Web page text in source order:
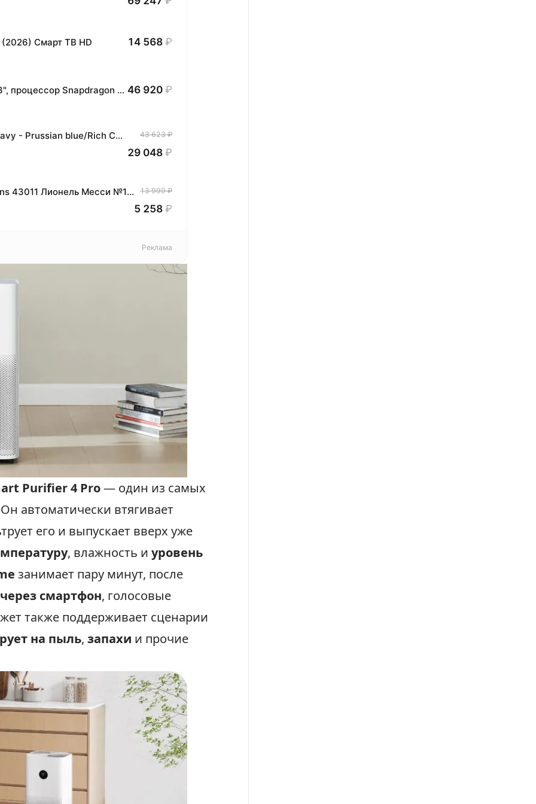
Смарт ТВ HD 14 568 ₽
Планшет HONOR MagicPad3 Wi-Fi, 13,3", процессор Snapdragon 8, 16ГБ/512ГБ, EU 46 920 ₽
Фен DYSON - Supersonic - Straight & Wavy - Prussian blue/Rich Copper - HD07 - 113277-01 (EU) 43 623 ₽
29 048 ₽
Коллекционный конструктор LEGO Icons 43011 Лионель Месси №10: Футбольные моменты, 500 деталей, подарок фанату футбола 13 999 ₽
5 258 ₽
Реклама
Purifier 4 Pro— один из самых
автоматически втягивает
его и выпускает вверх уже
, влажность и уровень
занимает пару минут, после
смартфон, голосовые
также поддерживает сценарии
на пыль, запахи и прочие